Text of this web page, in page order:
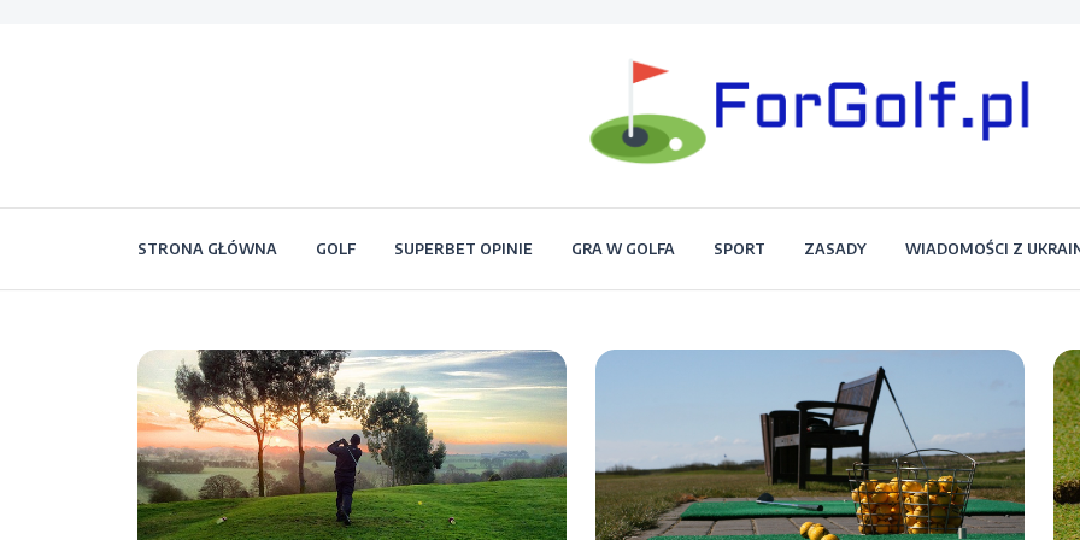
Forgolf.pl
STRONA GŁÓWNA GOLF SUPERBET OPINIE GRA W GOLFA SPORT ZASADY WIADOMOŚCI Z